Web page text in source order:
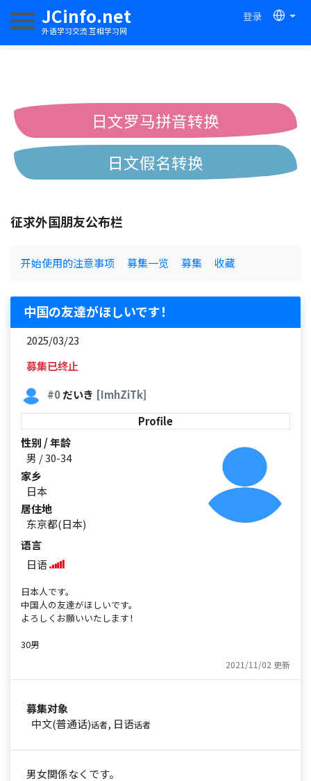
JCinfo.net
外语学习交流 互相学习网
登录
切换导航
日文罗马拼音转换
日文假名转换
征求外国朋友公布栏
开始使用的注意事项 募集一览 募集 收藏
中国の友達がほしいです！
2025/03/23
募集已终止
#0だいき [ImhZiTk]
Profile
性别 / 年龄
男 / 30-34
家乡
日本
居住地
东京都(日本)
语言
日语
日本人です。
中国人の友達がほしいです。
よろしくお願いいたします！
30男
2021/11/02 更新
募集对象
中文(普通话)话者, 日语话者
男女関係なくです。